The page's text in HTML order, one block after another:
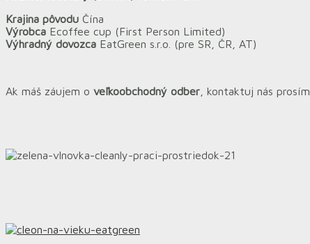
Krajina pôvodu Čína
Výrobca Ecoffee cup (First Person Limited)
Výhradný dovozca EatGreen s.r.o. (pre SR, ČR, AT)
Ak máš záujem o veľkoobchodný odber , kontaktuj nás prosím